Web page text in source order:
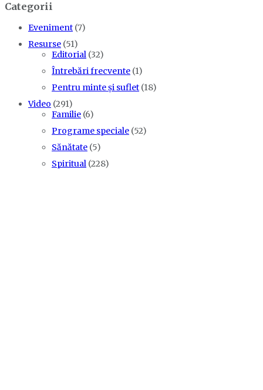
Categorii
Eveniment (7)
Resurse (51)
Editorial (32)
Întrebări frecvente (1)
Pentru minte și suflet (18)
Video (291)
Familie (6)
Programe speciale (52)
Sănătate (5)
Spiritual (228)